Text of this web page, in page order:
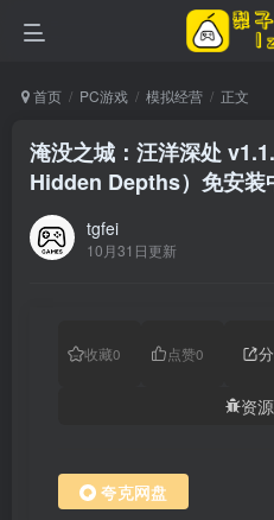
首页 PC游戏 模拟经营 正文
淹没之城：汪洋深处
Hidden Depths）免安装
tgfei
10月31日更新
收藏0 点赞0
资
夸克网盘